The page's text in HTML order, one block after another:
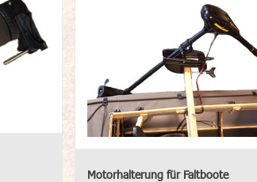
Motorhalterung für Faltboote